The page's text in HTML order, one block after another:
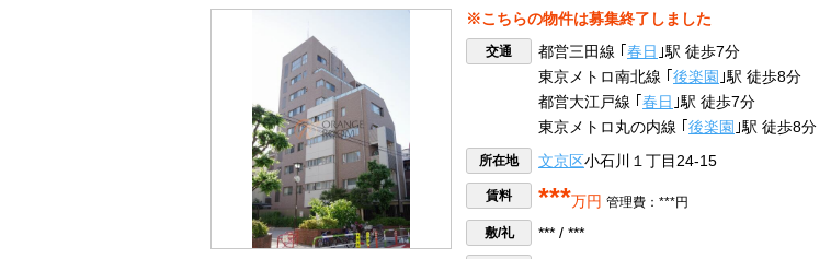
※こちらの物件は募集終了しました
交通 都営三田線 ｢ 春日 ｣駅 徒歩7分
東京メトロ南北線 ｢ 後楽園 ｣駅 徒歩8分
都営大江戸線 ｢ 春日 ｣駅 徒歩7分
東京メトロ丸の内線 ｢ 後楽園 ｣駅 徒歩8分
所在地 文京区小石川１丁目24-15
賃料 ***万円 管理費：***円
敷/礼
*** / ***